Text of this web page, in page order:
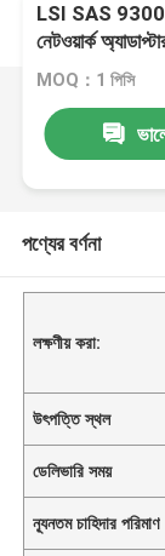
LSI SAS
নেটওয়ার্ক
MOQ：1 পিসি
পণ্যের বর্ণনা
লক্ষণীয় করা:
উৎপত্তি স্থল
ডেলিভারি সময়
ন্যূনতম চাহিদার পরিমাণ